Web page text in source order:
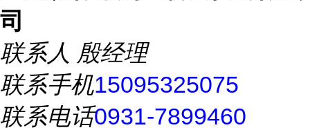
司
联系人 殷经理
联系手机15095325075
联系电话0931-7899460